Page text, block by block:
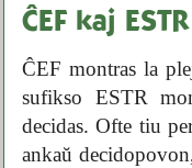
ĈEF kaj ESTR
ĈEF montras la
sufikso ESTR
decidas. Ofte tiu
ankaŭ